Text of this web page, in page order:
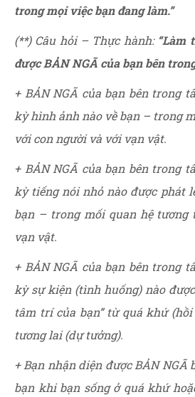
trong mọi việc bạn đang làm.”
(**) Câu hỏi – Thực hành: “Làm
được BẢN NGÃ của bạn bên
+ BẢN NGÃ của bạn bên trong
kỳ hình ảnh nào về bạn – trong
với con người và với vạn vật.
+ BẢN NGÃ của bạn bên trong
kỳ tiếng nói nhỏ nào được phát
bạn – trong mối quan hệ tương
vạn vật.
+ BẢN NGÃ của bạn bên trong
kỳ sự kiện (tình huống) nào
tâm trí của bạn” từ quá khứ
tương lai (dự tưởng).
+ Bạn nhận diện được BẢN
bạn khi bạn sống ở quá khứ